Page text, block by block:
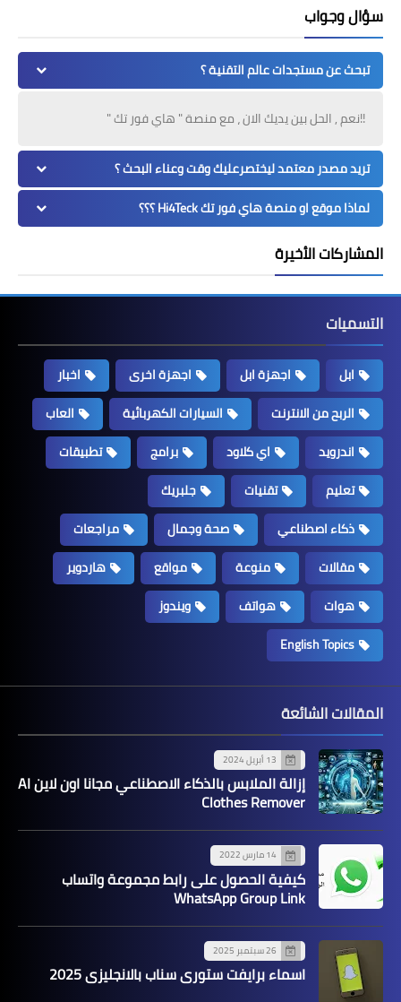
سؤال وجواب
تبحث عن مستجدات عالم التقنية ؟
!!نعم , الحل بين يديك الان ، مع منصة " هاي فور تك "
تريد مصدر معتمد ليختصرعليك وقت وعناء البحث ؟
لماذا موقع او منصة هاي فور تك Hi4Teck ؟؟؟
المشاركات الأخيرة
التسميات
ابل اجهزة ابل اجهزة اخرى
اخبار
الربح من الانترنت
السيارات الكهربائية
العاب
اندرويد
اي كلاود برامج
تطبيقات
تعليم
تقنيات
جلبريك
ذكاء اصطناعي
صحة وجمال
مراجعات
مقالات
منوعة مواقع
هاردوير
هوات
هواتف
ويندوز
English Topics
المقالات الشائعة
13 أبريل 2024
إزالة الملابس بالذكاء الاصطناعي مجانا اون لاين AI
Clothes Remover
14 مارس 2022
كيفية الحصول على رابط مجموعة واتساب
WhatsApp Group Link
26 سبتمبر 2025
اسماء برايفت ستوري سناب بالانجليزي 2025